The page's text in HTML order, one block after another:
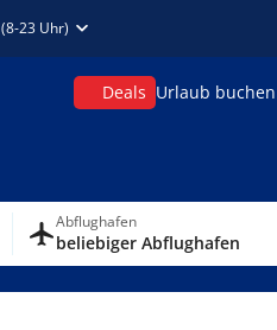
(8-23 Uhr)
Deals Urlaub buchen
Abflughafen
beliebiger Abflughafen